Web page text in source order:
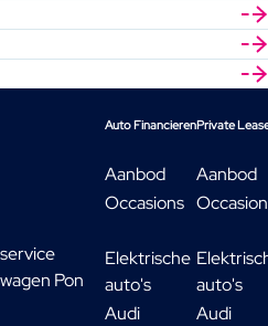
Pon
Auto Financieren
Aanbod
Occasions
Elektrische
auto's
Audi
Private
Aanbod
auto's
Audi